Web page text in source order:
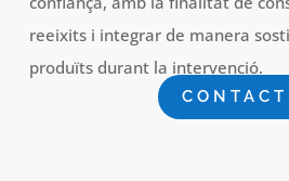
reeixits i integrar de manera
produïts durant la intervenció.